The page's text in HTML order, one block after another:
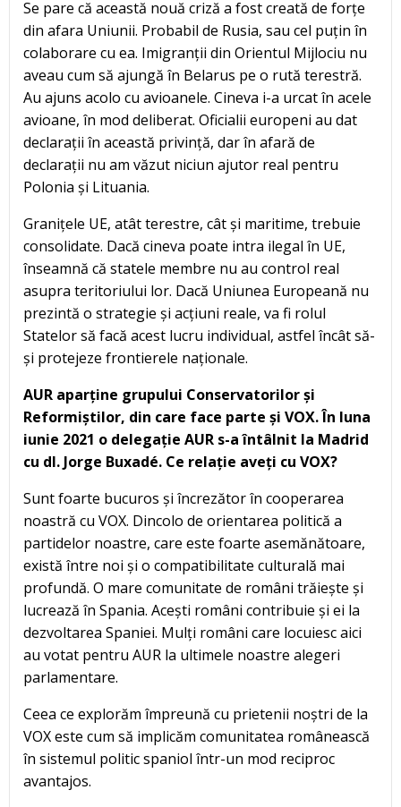
Se pare că această nouă criză a fost creată de forțe
din afara Uniunii. Probabil de Rusia, sau cel puțin în
colaborare cu ea. Imigranții din Orientul Mijlociu nu
aveau cum să ajungă în Belarus pe o rută terestră.
Au ajuns acolo cu avioanele. Cineva i-a urcat în acele
avioane, în mod deliberat. Oficialii europeni au dat
declarații în această privință, dar în afară de
declarații nu am văzut niciun ajutor real pentru
Polonia și Lituania.
Granițele UE, atât terestre, cât și maritime, trebuie
consolidate. Dacă cineva poate intra ilegal în UE,
înseamnă că statele membre nu au control real
asupra teritoriului lor. Dacă Uniunea Europeană nu
prezintă o strategie și acțiuni reale, va fi rolul
Statelor să facă acest lucru individual, astfel încât să-
și protejeze frontierele naționale.
AUR aparține grupului Conservatorilor și
Reformiștilor, din care face parte și VOX. În luna
iunie 2021 o delegație AUR s-a întâlnit la Madrid
cu dl. Jorge Buxadé. Ce relație aveți cu VOX?
Sunt foarte bucuros și încrezător în cooperarea
noastră cu VOX. Dincolo de orientarea politică a
partidelor noastre, care este foarte asemănătoare,
există între noi și o compatibilitate culturală mai
profundă. O mare comunitate de români trăiește și
lucrează în Spania. Acești români contribuie și ei la
dezvoltarea Spaniei. Mulți români care locuiesc aici
au votat pentru AUR la ultimele noastre alegeri
parlamentare.
Ceea ce explorăm împreună cu prietenii noștri de la
VOX este cum să implicăm comunitatea românească
în sistemul politic spaniol într-un mod reciproc
avantajos.